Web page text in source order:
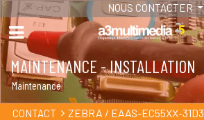
NOUS CONTACTER
MAINTENANCE - INSTALLATION
Maintenance
CONTACT ZEBRA / EAAS-EC55XX-31D3